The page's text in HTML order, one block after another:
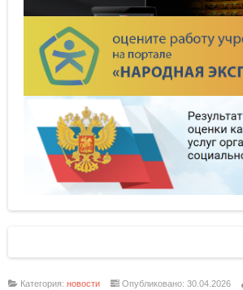
Категория: новости Опубликовано: 30.04.2026